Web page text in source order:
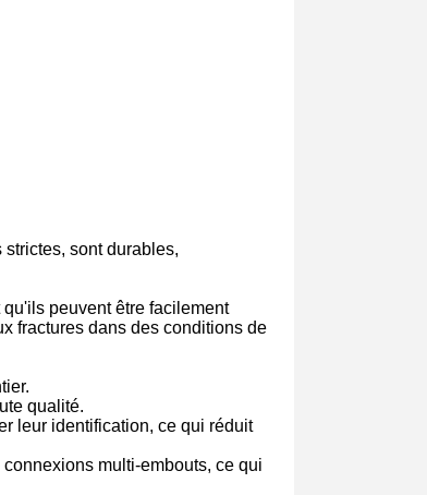
sont durables,
peuvent être facilement
fractures dans des conditions de
qualité.
leur identification, ce qui réduit
multi-embouts, ce qui